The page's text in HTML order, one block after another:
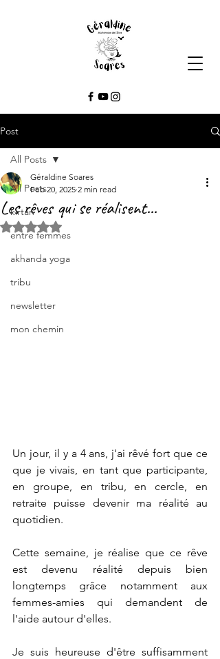
Post
All Posts
kirtan
entre femmes
akhanda yoga
tribu
newsletter
mon chemin
All Posts
Les rêves qui se réalisent...
Géraldine Soares
Feb 20, 2025 2 min read
Rated NaN out of 5 stars.
Un jour, il y a 4 ans, j'ai rêvé fort que ce
que je vivais, en tant que participante,
en groupe, en tribu, en cercle, en
retraite puisse devenir ma réalité au
quotidien.
Cette semaine, je réalise que ce rêve
est devenu réalité depuis bien
longtemps grâce notamment aux
femmes-amies qui demandent de
l'aide autour d'elles.
Je suis heureuse d'être suffisamment